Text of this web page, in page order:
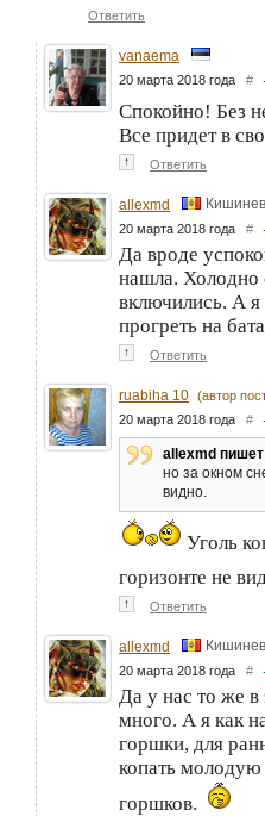
Ответить
vanaema
20 марта 2018 года #
Спокойно! Без
Все придет в
↑ Ответить
allexmd Кишинев
20 марта 2018 года #
Да вроде
нашла. Холодно
включились. А я
прогреть на
↑ Ответить
ruabiha 10 (автор
20 марта 2018 года #
allexmd
но за окном
видно.
Уголь
горизонте не
↑ Ответить
allexmd Кишинев
20 марта 2018 года #
Да у нас то же
много. А я как
горшки, для
копать
горшков.